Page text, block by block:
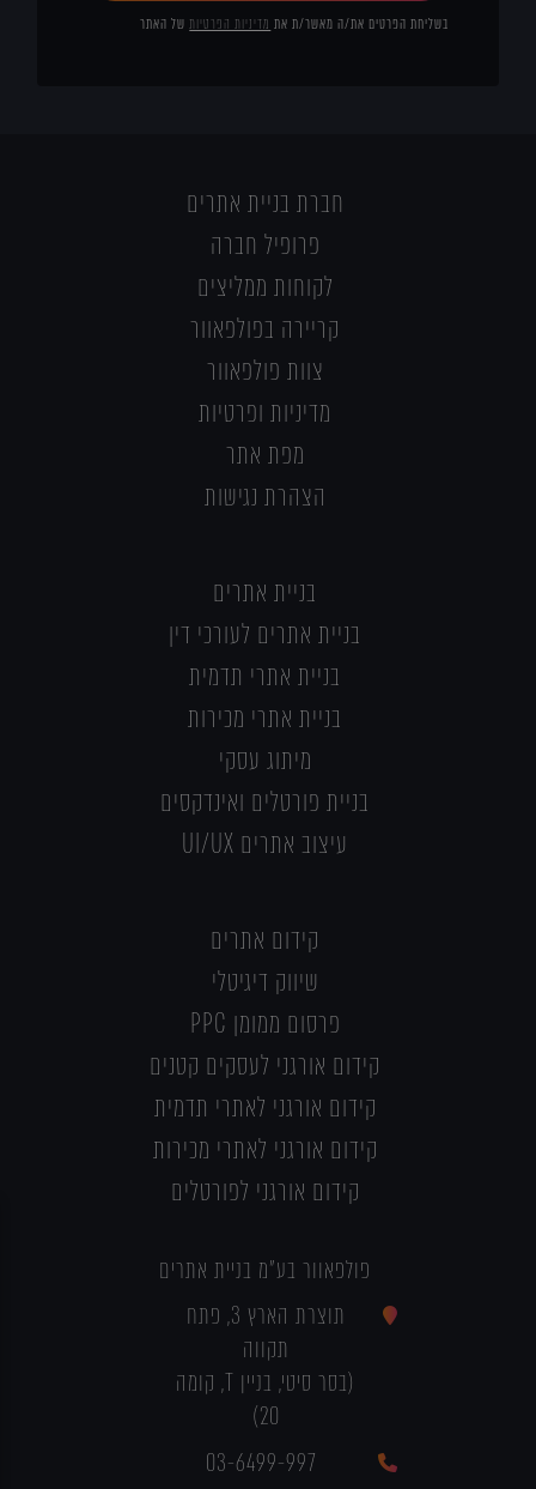
בשליחת הפרטים את/ה מאשר/ת את מדיניות הפרטיותשל האתר
חברת בניית אתרים
פרופיל חברה
לקוחות ממליצים
קריירה בפולפאוור
צוות פולפאוור
מדיניות ופרטיות
מפת אתר
הצהרת נגישות
בניית אתרים
בניית אתרים לעורכי דין
בניית אתרי תדמית
בניית אתרי מכירות
מיתוג עסקי
בניית פורטלים ואינדקסים
עיצוב אתרים UI/UX
קידום אתרים
שיווק דיגיטלי
פרסום ממומן PPC
קידום אורגני לעסקים קטנים
קידום אורגני לאתרי תדמית
קידום אורגני לאתרי מכירות
קידום אורגני לפורטלים
פולפאוור בע"מ בניית אתרים
תוצרת הארץ 3, פתח
תקווה
(בסר סיטי, בניין T, קומה
20)
03-6499-997